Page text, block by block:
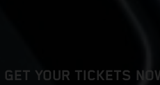
GET YOUR TICKETS